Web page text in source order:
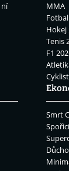
MMA
Hokej
Tenis
F1
Smrt